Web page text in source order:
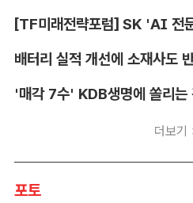
배터리 실적 개선에 소재사도
더보기
포토